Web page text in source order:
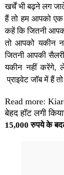
खर्चें भी बढ़ने लग
हैं तो हम आपको
कहें कि जितनी
तो आपको यकीन
जितनी आपकी
यकीन नहीं करेंगे,
प्राइवेट जॉब में हैं
Read more:
बेहद हॉट लगी
15,000 रुपये के